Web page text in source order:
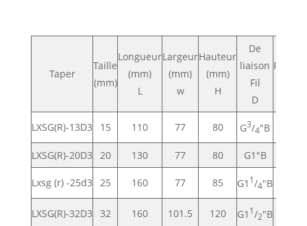
Taper
Taille
(mm)
Longueur
(mm)
L
Largeur
(mm)
w
Hauteur
(mm)
H
De
liaison
Fil
D
Poids
LXSG(R)-13D3 15 110 77 80 G3/4"B
LXSG(R)-20D3 20 130 77 80 G1"B
Lxsg (r) -25d3 25 160 77 85 G1 1/4"B
LXSG(R)-32D3 32 160 101.5 120 G1 1/2"B